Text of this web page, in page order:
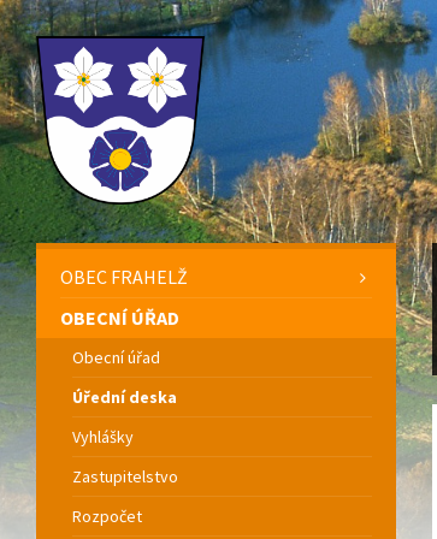
OBEC FRAHELŽ
OBECNÍ ÚŘAD
Obecní úřad
Úřední deska
Vyhlášky
Zastupitelstvo
Rozpočet